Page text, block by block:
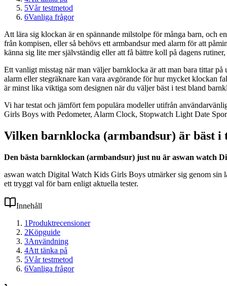
5Vår testmetod
6Vanliga frågor
Att lära sig klockan är en spännande milstolpe för många barn, och
från kompisen, eller så behövs ett armbandsur med alarm för att
känna sig lite mer självständig eller att få bättre koll på dagens
Ett vanligt misstag när man väljer barnklocka är att man bara tittar
alarm eller stegräknare kan vara avgörande för hur mycket klockan
är minst lika viktiga som designen när du väljer bäst i test bland
Vi har testat och jämfört fem populära modeller utifrån
Girls Boys with Pedometer, Alarm Clock, Stopwatch Light Date
Vilken barnklocka (armbandsur) är bäst i
Den bästa barnklockan (armbandsur) just nu är aswan watch
aswan watch Digital Watch Kids Girls Boys utmärker sig genom
ett tryggt val för barn enligt aktuella tester.
Innehåll
1Produktrecensioner
2Köpguide
3Användning
4Att tänka på
5Vår testmetod
6Vanliga frågor